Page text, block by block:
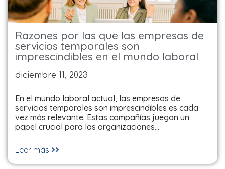
Razones por las que las empresas de
servicios temporales son
imprescindibles en el mundo laboral
diciembre 11, 2023
En el mundo laboral actual, las empresas de
servicios temporales son imprescindibles es cada
vez más relevante. Estas compañías juegan un
papel crucial para las organizaciones…
Leer más